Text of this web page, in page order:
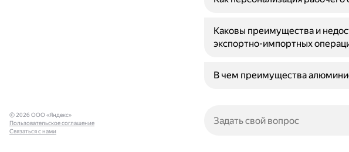
Каковы преимущества и
экспортно-импортных
В чем преимущества
© 2026 ООО «Яндекс»
Пользовательское соглашение
Связаться с нами